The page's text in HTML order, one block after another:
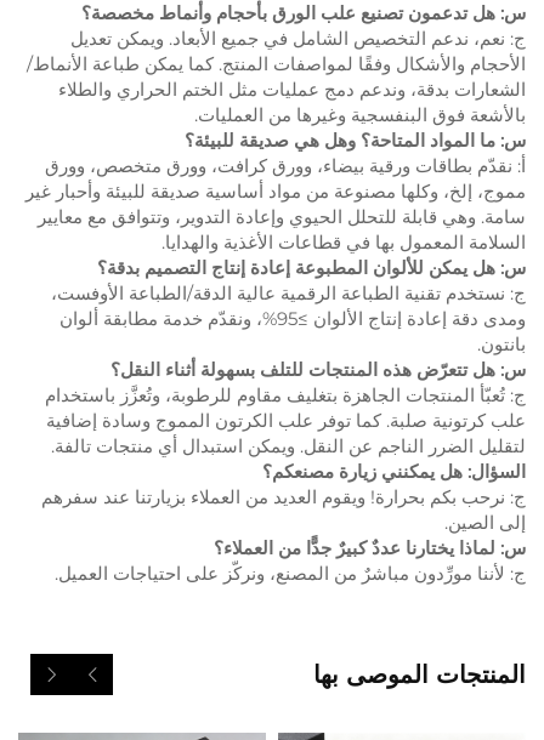
س: هل تدعمون تصنيع علب الورق بأحجام وأنماط مخصصة؟
ج: نعم، ندعم التخصيص الشامل في جميع الأبعاد. ويمكن تعديل
الأحجام والأشكال وفقًا لمواصفات المنتج. كما يمكن طباعة الأنماط/
الشعارات بدقة، وندعم دمج عمليات مثل الختم الحراري والطلاء
بالأشعة فوق البنفسجية وغيرها من العمليات.
س: ما المواد المتاحة؟ وهل هي صديقة للبيئة؟
أ: نقدّم بطاقات ورقية بيضاء، وورق كرافت، وورق متخصص، وورق
مموج، إلخ، وكلها مصنوعة من مواد أساسية صديقة للبيئة وأحبار غير
سامة. وهي قابلة للتحلل الحيوي وإعادة التدوير، وتتوافق مع معايير
السلامة المعمول بها في قطاعات الأغذية والهدايا.
س: هل يمكن للألوان المطبوعة إعادة إنتاج التصميم بدقة؟
ج: نستخدم تقنية الطباعة الرقمية عالية الدقة/الطباعة الأوفست،
ومدى دقة إعادة إنتاج الألوان ≥95%، ونقدّم خدمة مطابقة ألوان
بانتون.
س: هل تتعرّض هذه المنتجات للتلف بسهولة أثناء النقل؟
ج: تُعبّأ المنتجات الجاهزة بتغليف مقاوم للرطوبة، وتُعزَّز باستخدام
علب كرتونية صلبة. كما توفر علب الكرتون المموج وسادة إضافية
لتقليل الضرر الناجم عن النقل. ويمكن استبدال أي منتجات تالفة.
السؤال: هل يمكنني زيارة مصنعكم؟
ج: نرحب بكم بحرارة! ويقوم العديد من العملاء بزيارتنا عند سفرهم
إلى الصين.
س: لماذا يختارنا عددٌ كبيرٌ جدًّا من العملاء؟
ج: لأننا مورِّدون مباشرٌ من المصنع، ونركّز على احتياجات العميل.
المنتجات الموصى بها